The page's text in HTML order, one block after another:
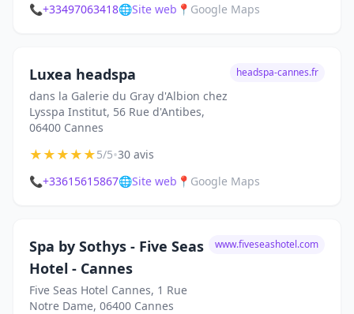
📞+33497063418🌐Site web 📍 Google Maps
Luxea headspa
dans la Galerie du Gray d'Albion chez
Lysspa Institut, 56 Rue d'Antibes,
06400 Cannes
headspa-cannes.fr
★★★★★5/5•30 avis
📞+33615615867🌐Site web 📍 Google Maps
Spa by Sothys - Five Seas
Hotel - Cannes
Five Seas Hotel Cannes, 1 Rue
Notre Dame, 06400 Cannes
www.fiveseashotel.com